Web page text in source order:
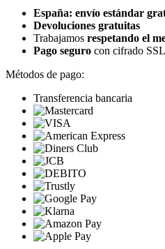
España: envío estándar
Devoluciones gratuitas
Trabajamos respetando el
Pago seguro con cifrado SSL
Métodos de pago:
Transferencia bancaria